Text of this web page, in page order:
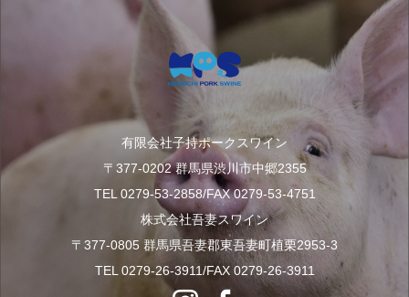
有限会社子持ポークスワイン
〒377-0202 群馬県渋川市中郷2355
TEL 0279-53-2858/FAX 0279-53-4751
株式会社吾妻スワイン
〒377-0805 群馬県吾妻郡東吾妻町植栗2953-3
TEL 0279-26-3911/FAX 0279-26-3911